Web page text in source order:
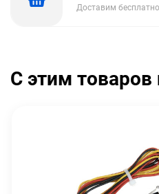
Доставим
С этим